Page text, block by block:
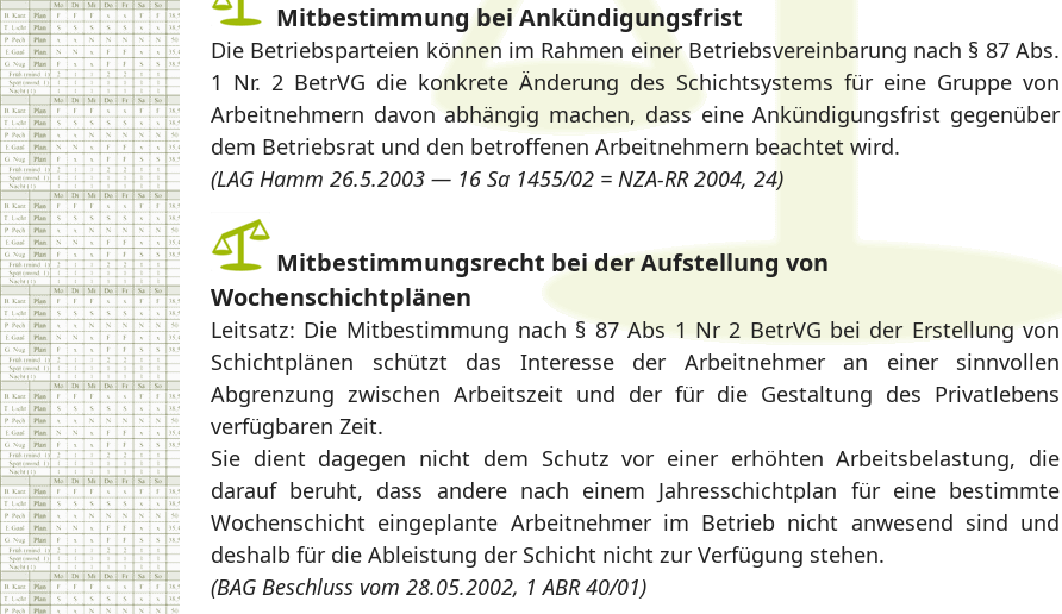
Mitbestimmung bei Ankündigungsfrist
Die Betriebsparteien können im Rahmen einer Betriebsvereinbarung nach § 87 Abs.
1 Nr. 2 BetrVG die konkrete Änderung des Schichtsystems für eine Gruppe von
Arbeitnehmern davon abhängig machen, dass eine Ankündigungsfrist gegenüber
dem Betriebsrat und den betroffenen Arbeitnehmern beachtet wird.
(LAG Hamm 26.5.2003 — 16 Sa 1455/02 = NZA-RR 2004, 24)
Mitbestimmungsrecht bei der Aufstellung von
Wochenschichtplänen
Leitsatz: Die Mitbestimmung nach § 87 Abs 1 Nr 2 BetrVG bei der Erstellung von
Schichtplänen schützt das Interesse der Arbeitnehmer an einer sinnvollen
Abgrenzung zwischen Arbeitszeit und der für die Gestaltung des Privatlebens
verfügbaren Zeit.
Sie dient dagegen nicht dem Schutz vor einer erhöhten Arbeitsbelastung, die
darauf beruht, dass andere nach einem Jahresschichtplan für eine bestimmte
Wochenschicht eingeplante Arbeitnehmer im Betrieb nicht anwesend sind und
deshalb für die Ableistung der Schicht nicht zur Verfügung stehen.
(BAG Beschluss vom 28.05.2002, 1 ABR 40/01)